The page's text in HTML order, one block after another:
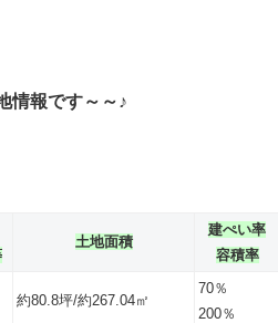
情報です～～♪
土地面積
建ぺい率
容積率
約80.8坪/約267.04㎡
70％
200％